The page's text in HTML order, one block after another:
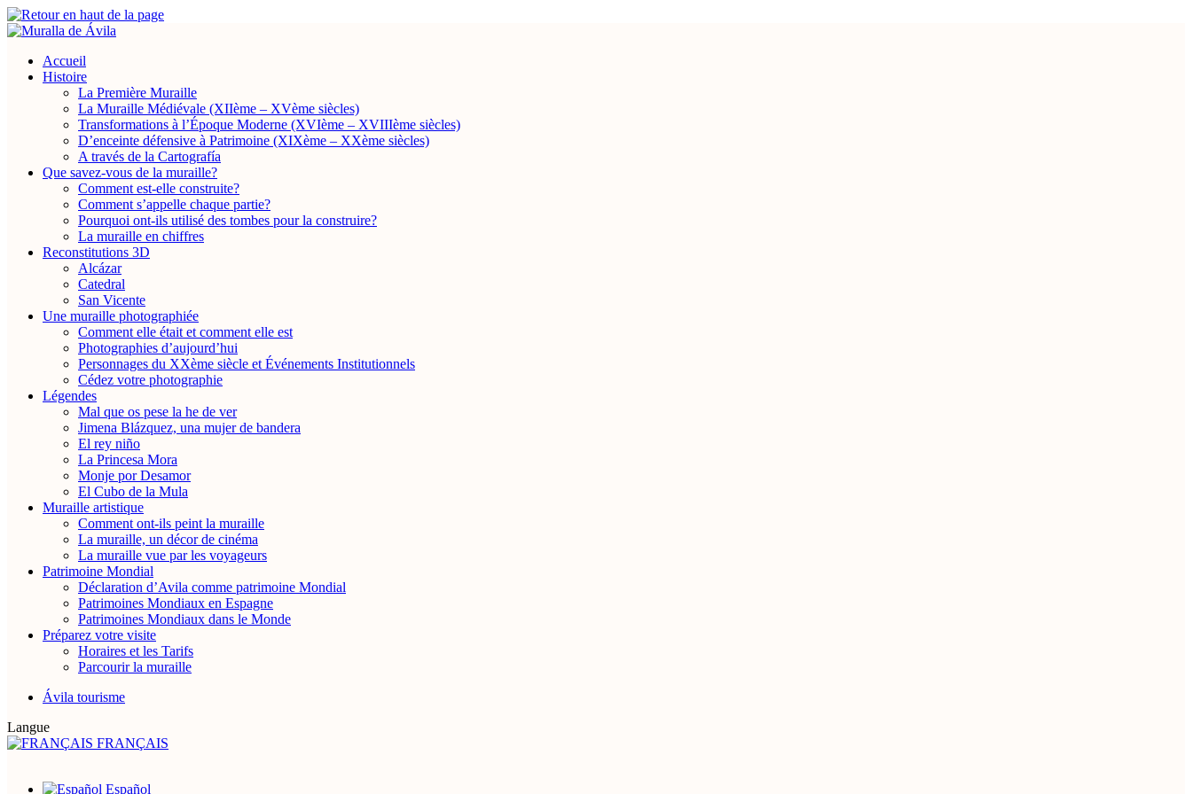
Accueil
Histoire
La Première Muraille
La Muraille Médiévale (XIIème – XVème siècles)
Transformations à l’Époque Moderne (XVIème – XVIIIème siècles)
D’enceinte défensive à Patrimoine (XIXème – XXème siècles)
A través de la Cartografía
Que savez-vous de la muraille?
Comment est-elle construite?
Comment s’appelle chaque partie?
Pourquoi ont-ils utilisé des tombes pour la construire?
La muraille en chiffres
Reconstitutions 3D
Alcázar
Catedral
San Vicente
Une muraille photographiée
Comment elle était et comment elle est
Photographies d’aujourd’hui
Personnages du XXème siècle et Événements Institutionnels
Cédez votre photographie
Légendes
Mal que os pese la he de ver
Jimena Blázquez, una mujer de bandera
El rey niño
La Princesa Mora
Monje por Desamor
El Cubo de la Mula
Muraille artistique
Comment ont-ils peint la muraille
La muraille, un décor de cinéma
La muraille vue par les voyageurs
Patrimoine Mondial
Déclaration d’Avila comme patrimoine Mondial
Patrimoines Mondiaux en Espagne
Patrimoines Mondiaux dans le Monde
Préparez votre visite
Horaires et les Tarifs
Parcourir la muraille
Ávila tourisme
Langue
FRANÇAIS
Español